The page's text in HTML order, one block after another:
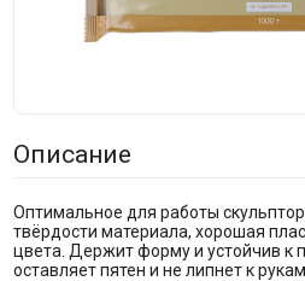
Описание
Оптимальное для работы
твёрдости материала, хорошая
цвета. Держит форму и устойчив к
оставляет пятен и не липнет к